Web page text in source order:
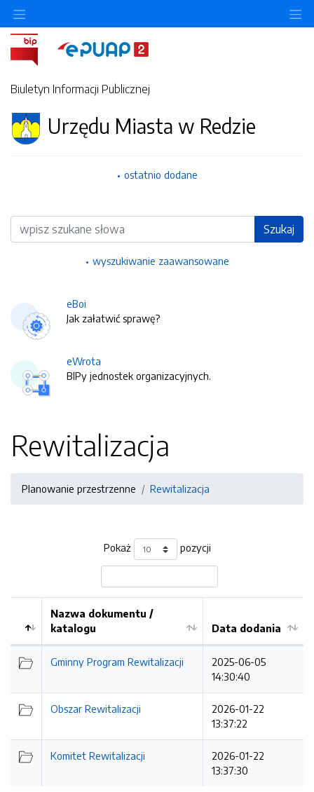
Biuletyn Informacji Publicznej
Urzędu Miasta w Redzie
ostatnio dodane
Wyszukiwarka Szukaj
wyszukiwanie zaawansowane
eBoi
Jak załatwić sprawę?
eWrota
BIPy jednostek organizacyjnych.
Rewitalizacja
Planowanie przestrzenne Rewitalizacja
Pokaż pozycji
Kolejność
Nazwa dokumentu /
katalogu
Data dodania
Gminny Program Rewitalizacji
2025-06-05
14:30:40
Obszar Rewitalizacji
2026-01-22
13:37:22
Komitet Rewitalizacji
2026-01-22
13:37:30